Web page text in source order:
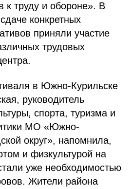
к труду и обороне». В
конкретных
приняли участие
трудовых
в Южно-Курильске
руководитель
спорта, туризма и
МО «Южно-
округ», напомнила,
и физкультурой на
уже необходимостью
Жители района